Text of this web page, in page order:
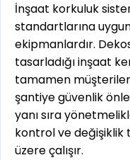
İnşaat korkuluk
standartlarına
ekipmanlardır.
tasarladığı inşaat
tamamen
şantiye güvenlik
yanı sıra
kontrol ve
üzere çalışır.